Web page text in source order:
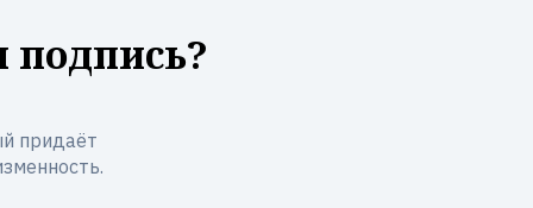
подпись?
придаёт